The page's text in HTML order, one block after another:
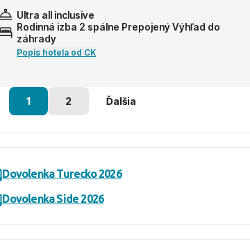
Ultra all inclusive
Rodinná izba 2 spálne Prepojený Výhľad do
záhrady
Popis hotela od CK
1 2 Ďalšia
Dovolenka Turecko 2026
Dovolenka Side 2026